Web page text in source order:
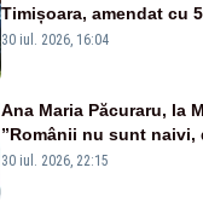
Timișoara, amendat cu
pentru peste 700 de
30 iul. 2026, 16:04
Ana Maria Păcuraru, la
”Românii nu sunt naivi,
Bolojan”
30 iul. 2026, 22:15